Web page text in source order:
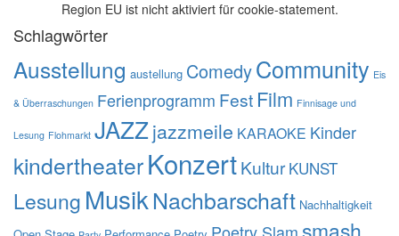
Region EU ist nicht aktiviert für cookie-statement.
Schlagwörter
Ausstellung austellung ComedyCommunity Eis
& Überraschungen Ferienprogramm Fest Film Finnisage und
Lesung Flohmarkt JAZZjazzmeile KARAOKE Kinder
kindertheaterKonzertKultur KUNST
Lesung MusikNachbarschaft Nachhaltigkeit
Poetry Slamsmash